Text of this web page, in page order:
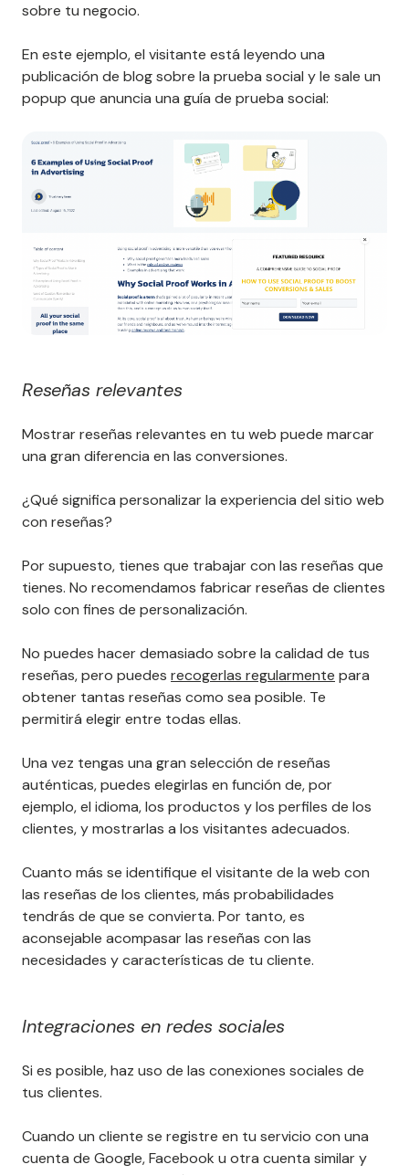
sobre tu negocio.
En este ejemplo, el visitante está leyendo una
publicación de blog sobre la prueba social y le sale un
popup que anuncia una guía de prueba social:
Reseñas relevantes
Mostrar reseñas relevantes en tu web puede marcar
una gran diferencia en las conversiones.
¿Qué significa personalizar la experiencia del sitio web
con reseñas?
Por supuesto, tienes que trabajar con las reseñas que
tienes. No recomendamos fabricar reseñas de clientes
solo con fines de personalización.
No puedes hacer demasiado sobre la calidad de tus
reseñas, pero puedes recogerlas regularmente para
obtener tantas reseñas como sea posible. Te
permitirá elegir entre todas ellas.
Una vez tengas una gran selección de reseñas
auténticas, puedes elegirlas en función de, por
ejemplo, el idioma, los productos y los perfiles de los
clientes, y mostrarlas a los visitantes adecuados.
Cuanto más se identifique el visitante de la web con
las reseñas de los clientes, más probabilidades
tendrás de que se convierta. Por tanto, es
aconsejable acompasar las reseñas con las
necesidades y características de tu cliente.
Integraciones en redes sociales
Si es posible, haz uso de las conexiones sociales de
tus clientes.
Cuando un cliente se registre en tu servicio con una
cuenta de Google, Facebook u otra cuenta similar y